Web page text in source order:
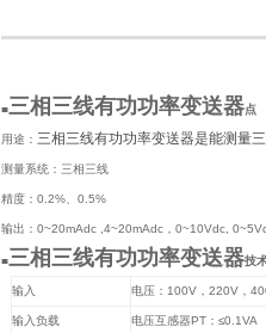
■三相三线有功功率变送器点
用途： 三相三线有功功率变送器是能测量
测量系统：三相三线
精度： 0.2% 0.5%
输出： 0~20mAdc ,4~20mAdc 0~10Vdc,
■三相三线有功功率变送器技
输入 电压： 100V ，220V ，
输入负载 电压互感器PT ：≤0.1VA